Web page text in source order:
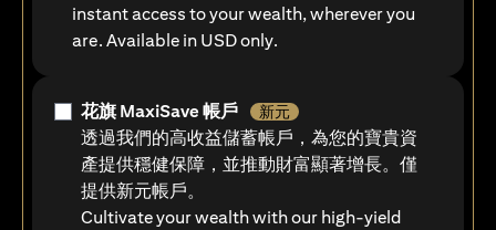
instant access to your wealth, wherever you
are. Available in USD only.
花旗 MaxiSave 帳戶 新元
透過我們的高收益儲蓄帳戶，為您的寶貴資
產提供穩健保障，並推動財富顯著增長。僅
提供新元帳戶。
Cultivate your wealth with our high-yield